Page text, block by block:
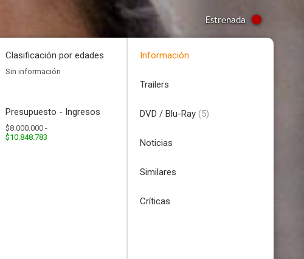
Estrenada
Clasificación por edades
Sin información
Presupuesto - Ingresos
$8.000.000 -
$10.848.783
Información
Trailers
DVD / Blu-Ray (5)
Noticias
Similares
Críticas